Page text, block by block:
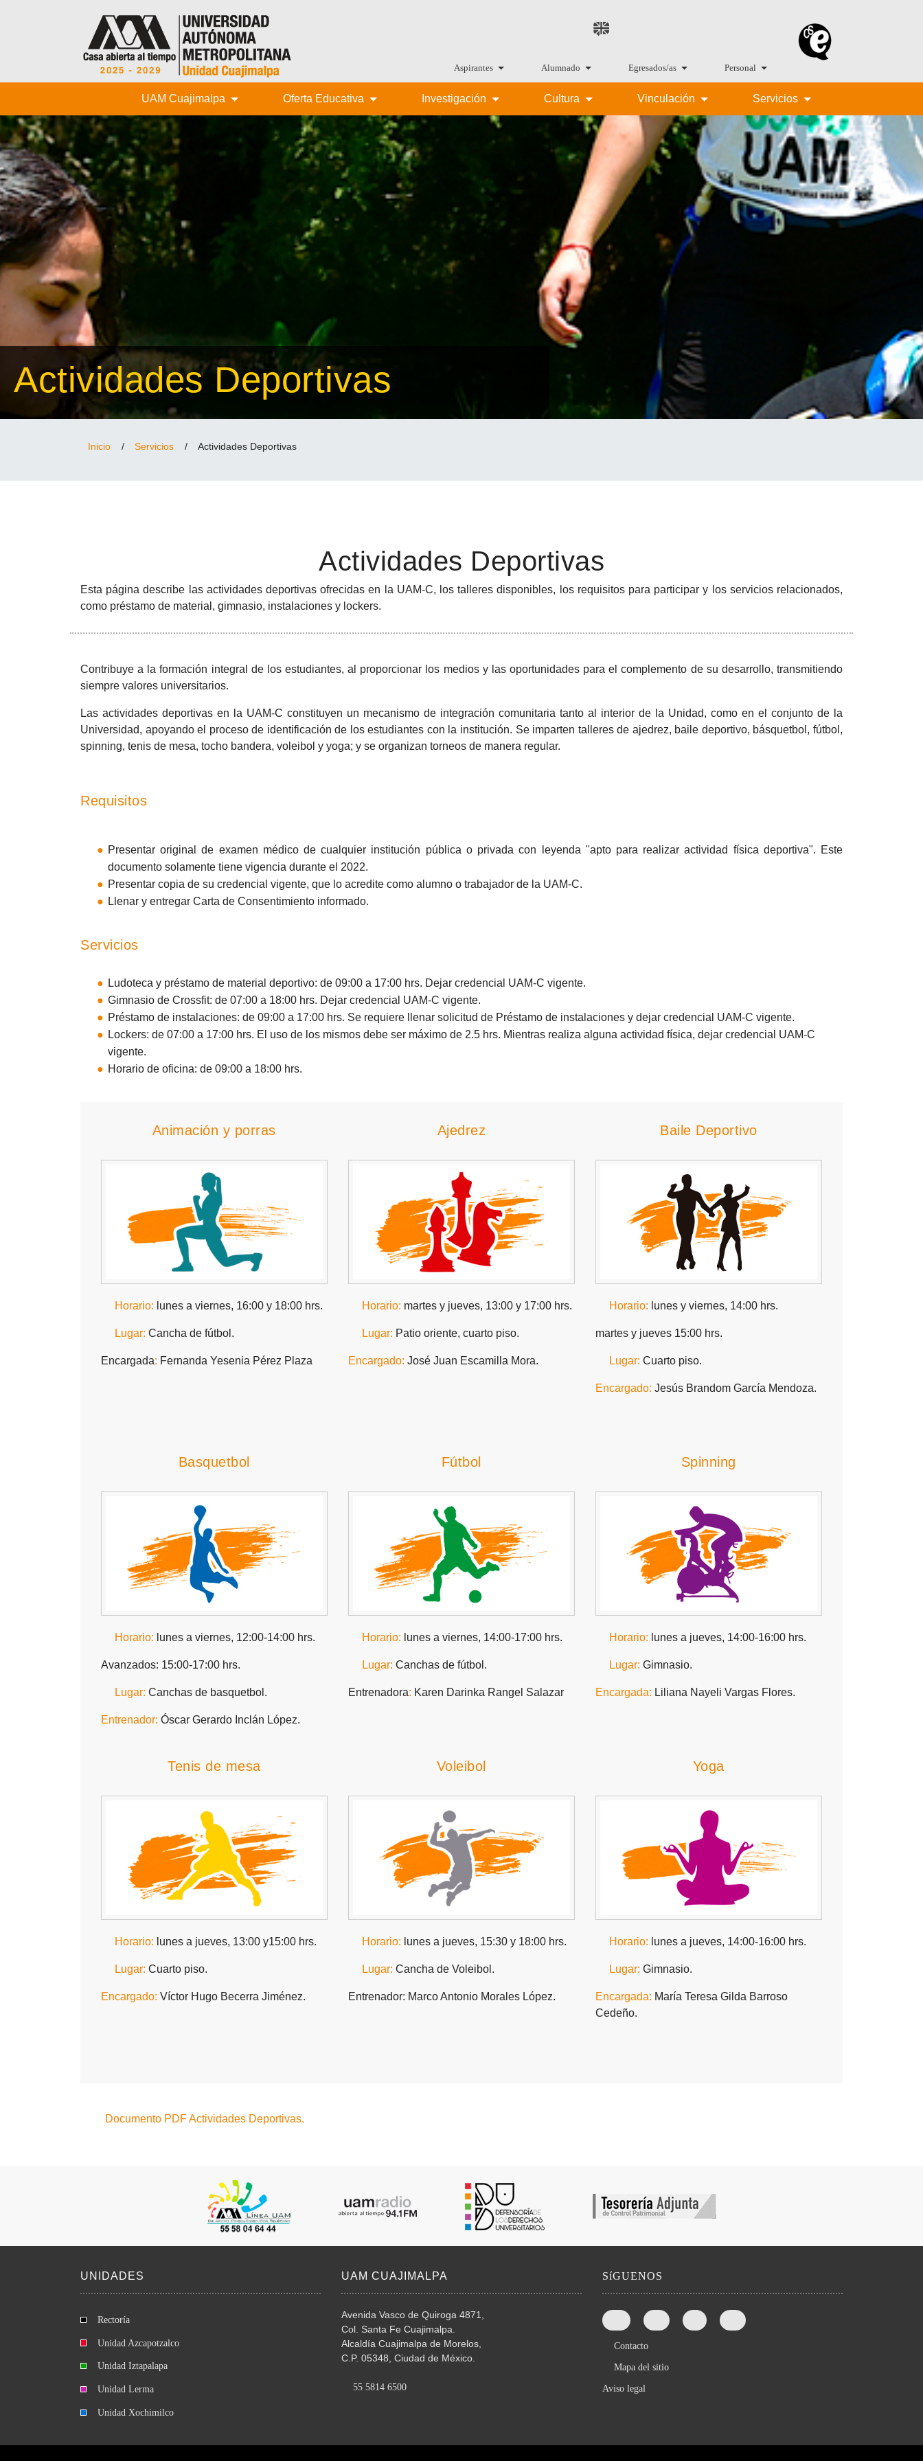
Aspirantes Alumnado Egresados/as Personal
UAM Cuajimalpa Oferta Educativa Investigación Cultura Vinculación Servicios
Actividades Deportivas
Inicio / Servicios / Actividades Deportivas
Actividades Deportivas
Esta página describe las actividades deportivas ofrecidas en la UAM-C, los talleres disponibles, los requisitos para participar y los servicios relacionados,
como préstamo de material, gimnasio, instalaciones y lockers.
Contribuye a la formación integral de los estudiantes, al proporcionar los medios y las oportunidades para el complemento de su desarrollo, transmitiendo
siempre valores universitarios.
Las actividades deportivas en la UAM-C constituyen un mecanismo de integración comunitaria tanto al interior de la Unidad, como en el conjunto de la
Universidad, apoyando el proceso de identificación de los estudiantes con la institución. Se imparten talleres de ajedrez, baile deportivo, básquetbol, fútbol,
spinning, tenis de mesa, tocho bandera, voleibol y yoga; y se organizan torneos de manera regular.
Requisitos
Presentar original de examen médico de cualquier institución pública o privada con leyenda "apto para realizar actividad física deportiva". Este
documento solamente tiene vigencia durante el 2022.
Presentar copia de su credencial vigente, que lo acredite como alumno o trabajador de la UAM-C.
Llenar y entregar Carta de Consentimiento informado.
Servicios
Ludoteca y préstamo de material deportivo: de 09:00 a 17:00 hrs. Dejar credencial UAM-C vigente.
Gimnasio de Crossfit: de 07:00 a 18:00 hrs. Dejar credencial UAM-C vigente.
Préstamo de instalaciones: de 09:00 a 17:00 hrs. Se requiere llenar solicitud de Préstamo de instalaciones y dejar credencial UAM-C vigente.
Lockers: de 07:00 a 17:00 hrs. El uso de los mismos debe ser máximo de 2.5 hrs. Mientras realiza alguna actividad física, dejar credencial UAM-C
vigente.
Horario de oficina: de 09:00 a 18:00 hrs.
Animación y porras
Horario: lunes a viernes, 16:00 y 18:00 hrs.
Lugar: Cancha de fútbol.
Encargada: Fernanda Yesenia Pérez Plaza
Ajedrez
Horario: martes y jueves, 13:00 y 17:00 hrs.
Lugar: Patio oriente, cuarto piso.
Encargado: José Juan Escamilla Mora.
Baile Deportivo
Horario: lunes y viernes, 14:00 hrs.
martes y jueves 15:00 hrs.
Lugar: Cuarto piso.
Encargado: Jesús Brandom García Mendoza.
Basquetbol
Horario: lunes a viernes, 12:00-14:00 hrs.
Avanzados: 15:00-17:00 hrs.
Lugar: Canchas de basquetbol.
Entrenador: Óscar Gerardo Inclán López.
Fútbol
Horario: lunes a viernes, 14:00-17:00 hrs.
Lugar: Canchas de fútbol.
Entrenadora: Karen Darinka Rangel Salazar
Spinning
Horario: lunes a jueves, 14:00-16:00 hrs.
Lugar: Gimnasio.
Encargada: Liliana Nayeli Vargas Flores.
Tenis de mesa
Horario: lunes a jueves, 13:00 y15:00 hrs.
Lugar: Cuarto piso.
Encargado: Víctor Hugo Becerra Jiménez.
Voleibol
Horario: lunes a jueves, 15:30 y 18:00 hrs.
Lugar: Cancha de Voleibol.
Entrenador: Marco Antonio Morales López.
Yoga
Horario: lunes a jueves, 14:00-16:00 hrs.
Lugar: Gimnasio.
Encargada: María Teresa Gilda Barroso
Cedeño.
Documento PDF Actividades Deportivas.
UNIDADES
Rectoría
Unidad Azcapotzalco
Unidad Iztapalapa
Unidad Lerma
Unidad Xochimilco
UAM CUAJIMALPA
Avenida Vasco de Quiroga 4871,
Col. Santa Fe Cuajimalpa.
Alcaldía Cuajimalpa de Morelos,
C.P. 05348, Ciudad de México.
55 5814 6500
SíGUENOS
Contacto
Mapa del sitio
Aviso legal